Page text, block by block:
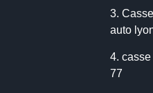
3.Casse
auto
4.
77